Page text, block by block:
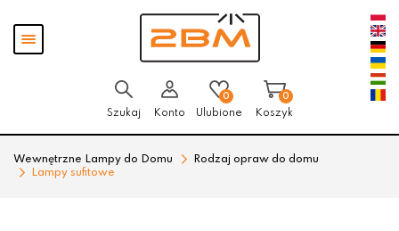
Pokaż
menu
Szukaj Konto
0
Ulubione
0
Koszyk
Wewnętrzne Lampy do Domu
Rodzaj opraw do domu
Lampy sufitowe